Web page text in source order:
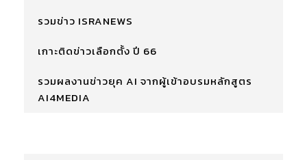
รวมข่าว ISRANEWS
เกาะติดข่าวเลือกตั้ง ปี 66
รวมผลงานข่าวยุค AI จากผู้เข้าอบรมหลักสูตร
AI4MEDIA